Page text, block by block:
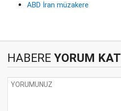
ABD İran müzakere
HABERE YORUM KAT